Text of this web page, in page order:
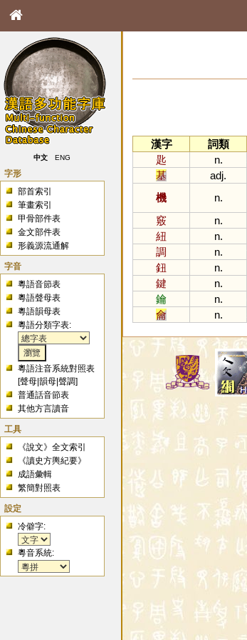
中文 ENG
字形
部首索引
筆畫索引
甲骨部件表
金文部件表
形義源流通解
字音
粵語音節表
粵語聲母表
粵語韻母表
粵語分類字表:
粵語注音系統對照表
[聲母 |韻母 |聲調]
普通話音節表
其他方言讀音
工具
《說文》全文索引
《讀史方輿紀要》
成語彙輯
繁簡對照表
設定
冷僻字:
粵音系統:
漢字
詞類
匙
n.
基
adj.
機
n.
竅
n.
紐
n.
調
n.
鈕
n.
鍵
n.
鑰
n.
龠
n.